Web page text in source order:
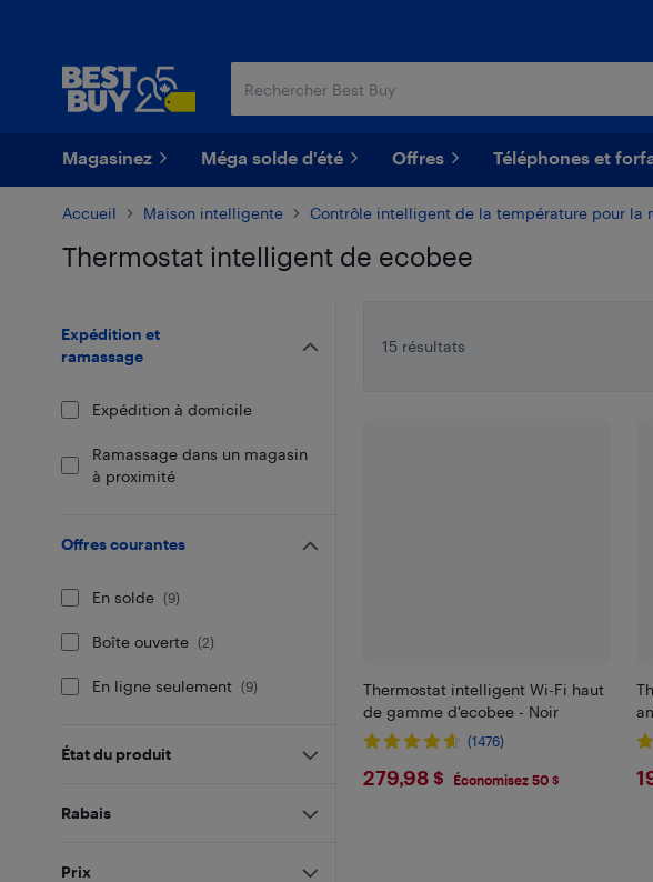
Magasinez Méga solde d'été Offres Téléphones et
Accueil Maison intelligente Contrôle intelligent de la température pour la
Thermostat intelligent de ecobee
15 résultats
Thermostat intelligent Wi-Fi haut
de gamme d'ecobee - Noir
(1476)
$279.98
279,98 $ Économisez 50 $
Expédition et
ramassage
Expédition à domicile
Ramassage dans un magasin
à proximité
Offres courantes
En solde (9)
Boîte ouverte (2)
En ligne seulement (9)
État du produit
Rabais
Prix